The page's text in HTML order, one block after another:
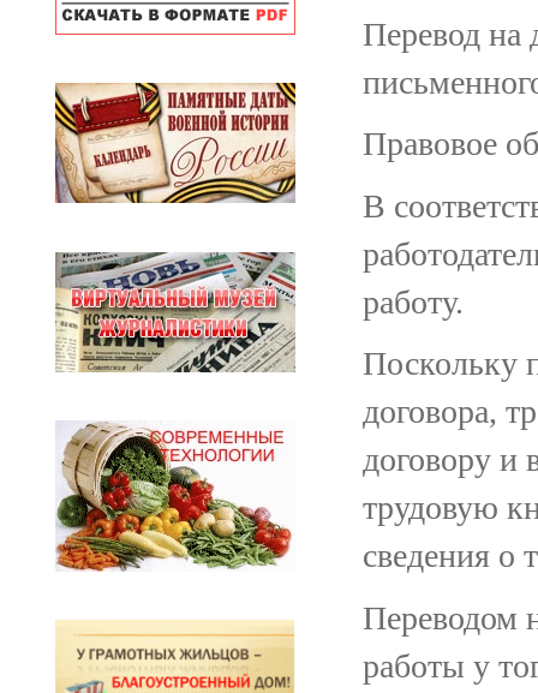
Перевод на
Правовое
В
работу.
Поскольку
договора,
договору и
трудовую
сведения о
Переводом
работы у